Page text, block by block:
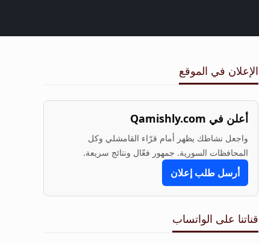
الإعلان في الموقع
أعلن في Qamishly.com
واجعل نشاطك يظهر أمام قرّاء القامشلي وكل
المحافظات السورية. جمهور فعّال ونتائج سريعة.
أرسل طلب إعلان
قناتنا على الواتساب